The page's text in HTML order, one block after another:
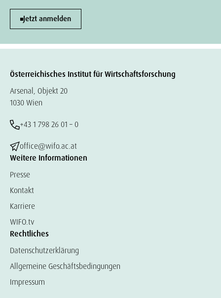
Jetzt anmelden
Österreichisches Institut für Wirtschaftsforschung
Arsenal, Objekt 20
1030 Wien
+43 1 798 26 01 – 0
office@wifo.ac.at
Weitere Informationen
Presse
Kontakt
Karriere
WIFO.tv
Rechtliches
Datenschutzerklärung
Allgemeine Geschäftsbedingungen
Impressum